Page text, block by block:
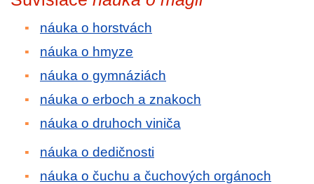
náuka o horstvách
náuka o hmyze
náuka o gymnáziách
náuka o erboch a znakoch
náuka o druhoch viniča
náuka o dedičnosti
náuka o čuchu a čuchových orgánoch